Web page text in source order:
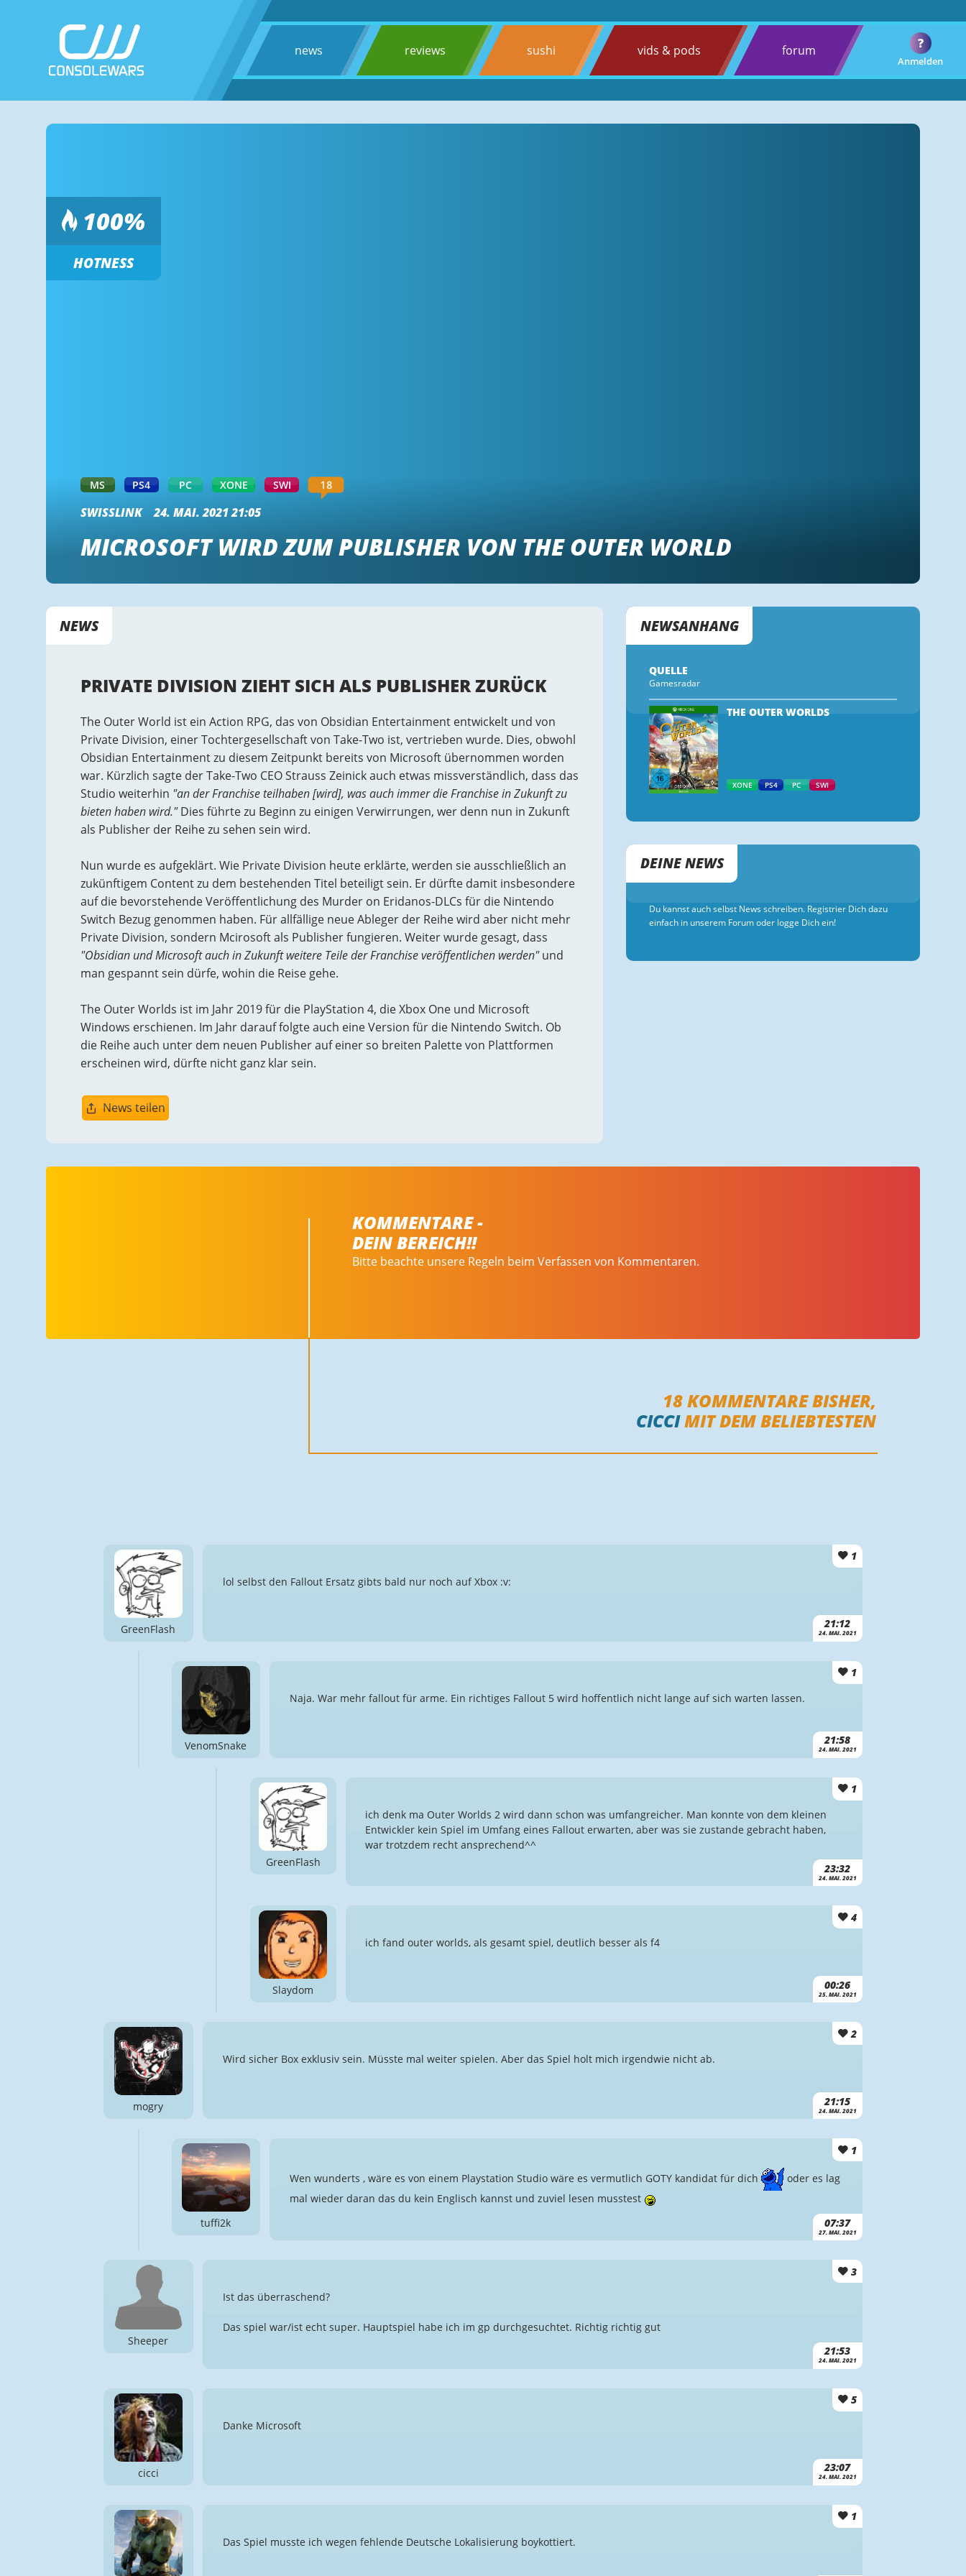
news reviews sushi vids & pods forum
Anmelden
?
100%
HOTNESS
MS PS4 PC XONE SWI 18
SWISSLINK 24. MAI. 2021 21:05
MICROSOFT WIRD ZUM PUBLISHER VON THE OUTER WORLD
NEWS
PRIVATE DIVISION ZIEHT SICH ALS PUBLISHER ZURÜCK
The Outer World ist ein Action RPG, das von Obsidian Entertainment entwickelt und von
Private Division, einer Tochtergesellschaft von Take-Two ist, vertrieben wurde. Dies, obwohl
Obsidian Entertainment zu diesem Zeitpunkt bereits von Microsoft übernommen worden
war. Kürzlich sagte der Take-Two CEO Strauss Zeinick auch etwas missverständlich, dass das
Studio weiterhin "an der Franchise teilhaben [wird], was auch immer die Franchise in Zukunft zu
bieten haben wird."Dies führte zu Beginn zu einigen Verwirrungen, wer denn nun in Zukunft
als Publisher der Reihe zu sehen sein wird.
Nun wurde es aufgeklärt. Wie Private Division heute erklärte, werden sie ausschließlich an
zukünftigem Content zu dem bestehenden Titel beteiligt sein. Er dürfte damit insbesondere
auf die bevorstehende Veröffentlichung des Murder on Eridanos-DLCs für die Nintendo
Switch Bezug genommen haben. Für allfällige neue Ableger der Reihe wird aber nicht mehr
Private Division, sondern Mcirosoft als Publisher fungieren. Weiter wurde gesagt, dass
"Obsidian und Microsoft auch in Zukunft weitere Teile der Franchise veröffentlichen werden"und
man gespannt sein dürfe, wohin die Reise gehe.
The Outer Worlds ist im Jahr 2019 für die PlayStation 4, die Xbox One und Microsoft
Windows erschienen. Im Jahr darauf folgte auch eine Version für die Nintendo Switch. Ob
die Reihe auch unter dem neuen Publisher auf einer so breiten Palette von Plattformen
erscheinen wird, dürfte nicht ganz klar sein.
News teilen
NEWSANHANG
QUELLE
Gamesradar
THE OUTER WORLDS
XONE PS4 PC SWI
DEINE NEWS
Du kannst auch selbst News schreiben. Registrier Dich dazu
einfach in unserem Forum oder logge Dich ein!
KOMMENTARE -
DEIN BEREICH!!
Bitte beachte unsere Regeln beim Verfassen von Kommentaren.
18KOMMENTARE BISHER,
CICCIMIT DEM BELIEBTESTEN
GreenFlash
1
21:12
24. MAI. 2021
lol selbst den Fallout Ersatz gibts bald nur noch auf Xbox :v:
VenomSnake
1
21:58
24. MAI. 2021
Naja. War mehr fallout für arme. Ein richtiges Fallout 5 wird hoffentlich nicht lange auf sich warten lassen.
GreenFlash
1
23:32
24. MAI. 2021
ich denk ma Outer Worlds 2 wird dann schon was umfangreicher. Man konnte von dem kleinen
Entwickler kein Spiel im Umfang eines Fallout erwarten, aber was sie zustande gebracht haben,
war trotzdem recht ansprechend^^
Slaydom
4
00:26
25. MAI. 2021
ich fand outer worlds, als gesamt spiel, deutlich besser als f4
mogry
2
21:15
24. MAI. 2021
Wird sicher Box exklusiv sein. Müsste mal weiter spielen. Aber das Spiel holt mich irgendwie nicht ab.
tuffi2k
1
07:37
27. MAI. 2021
Wen wunderts , wäre es von einem Playstation Studio wäre es vermutlich GOTY kandidat für dich
oder es lag
mal wieder daran das du kein Englisch kannst und zuviel lesen musstest
Sheeper
3
21:53
24. MAI. 2021
Ist das überraschend?
Das spiel war/ist echt super. Hauptspiel habe ich im gp durchgesuchtet. Richtig richtig gut
cicci
5
23:07
24. MAI. 2021
Danke Microsoft
1
Das Spiel musste ich wegen fehlende Deutsche Lokalisierung boykottiert.